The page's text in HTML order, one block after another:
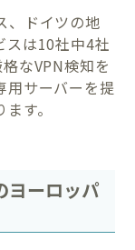
、ドイツの地
スは10社中4社
なVPN検知を
用サーバーを提
す。
ヨーロッパ